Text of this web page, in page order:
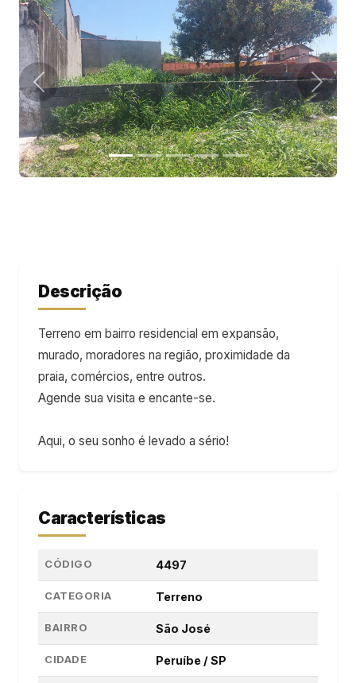
Descrição
Terreno em bairro residencial em expansão,
murado, moradores na região, proximidade da
praia, comércios, entre outros.
Agende sua visita e encante-se.
Aqui, o seu sonho é levado a sério!
Características
CÓDIGO 4497
CATEGORIA Terreno
BAIRRO São José
CIDADE Peruíbe / SP